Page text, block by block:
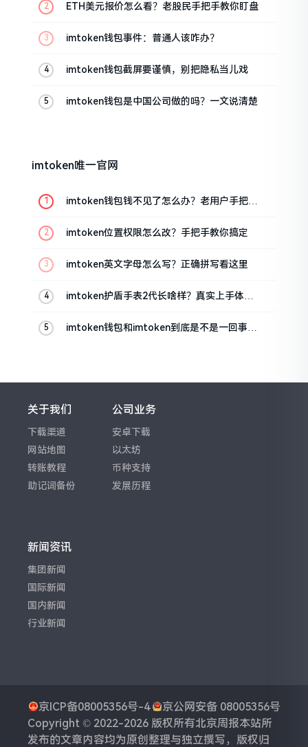
ETH美元报价怎么看？老股民手把手教你盯盘
imtoken钱包事件：普通人该咋办？
imtoken钱包截屏要谨慎，别把隐私当儿戏
imtoken钱包是中国公司做的吗？一文说清楚
imtoken唯一官网
imtoken钱包钱不见了怎么办？老用户手把手
imtoken位置权限怎么改？手把手教你搞定
imtoken英文字母怎么写？正确拼写看这里
imtoken护盾手表2代长啥样？真实上手体验
imtoken钱包和imtoken到底是不是一回事？
关于我们
下载渠道
网站地图
转账教程
助记词备份
公司业务
安卓下载
以太坊
币种支持
发展历程
新闻资讯
集团新闻
国际新闻
国内新闻
行业新闻
京ICP备08005356号-4
京公网安备 08005356号
Copyright © 2022-2026 版权所有北京周报本站所
发布的文章内容均为原创整理与独立撰写，版权归